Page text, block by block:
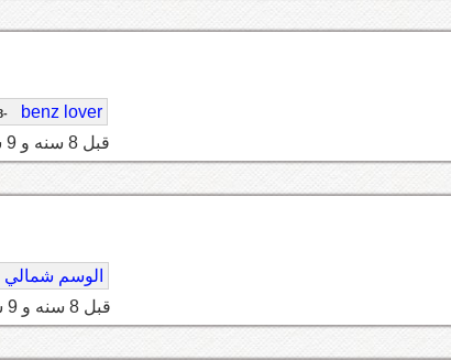
benz lover
-78
قبل 8 سنه و 9 شهر
الوسم شمالي
قبل 8 سنه و 9 شهر